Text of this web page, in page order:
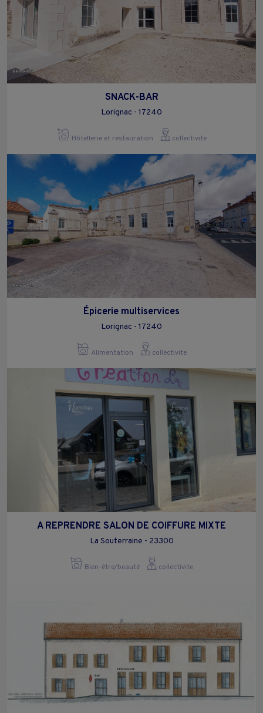
SNACK-BAR
Lorignac - 17240
Hôtellerie et restauration collectivite
Épicerie multiservices
Lorignac - 17240
Alimentation collectivite
A REPRENDRE SALON DE COIFFURE MIXTE
La Souterraine - 23300
Bien-être/beauté collectivite